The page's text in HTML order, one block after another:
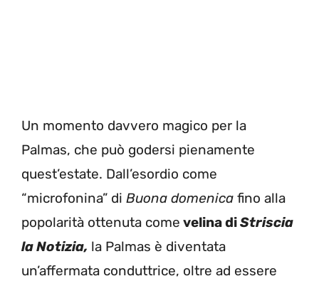
Un momento davvero magico per la
Palmas, che può godersi pienamente
quest’estate. Dall’esordio come
“microfonina” di Buona domenica fino alla
popolarità ottenuta come velina diStriscia
la Notizia, la Palmas è diventata
un’affermata conduttrice, oltre ad essere